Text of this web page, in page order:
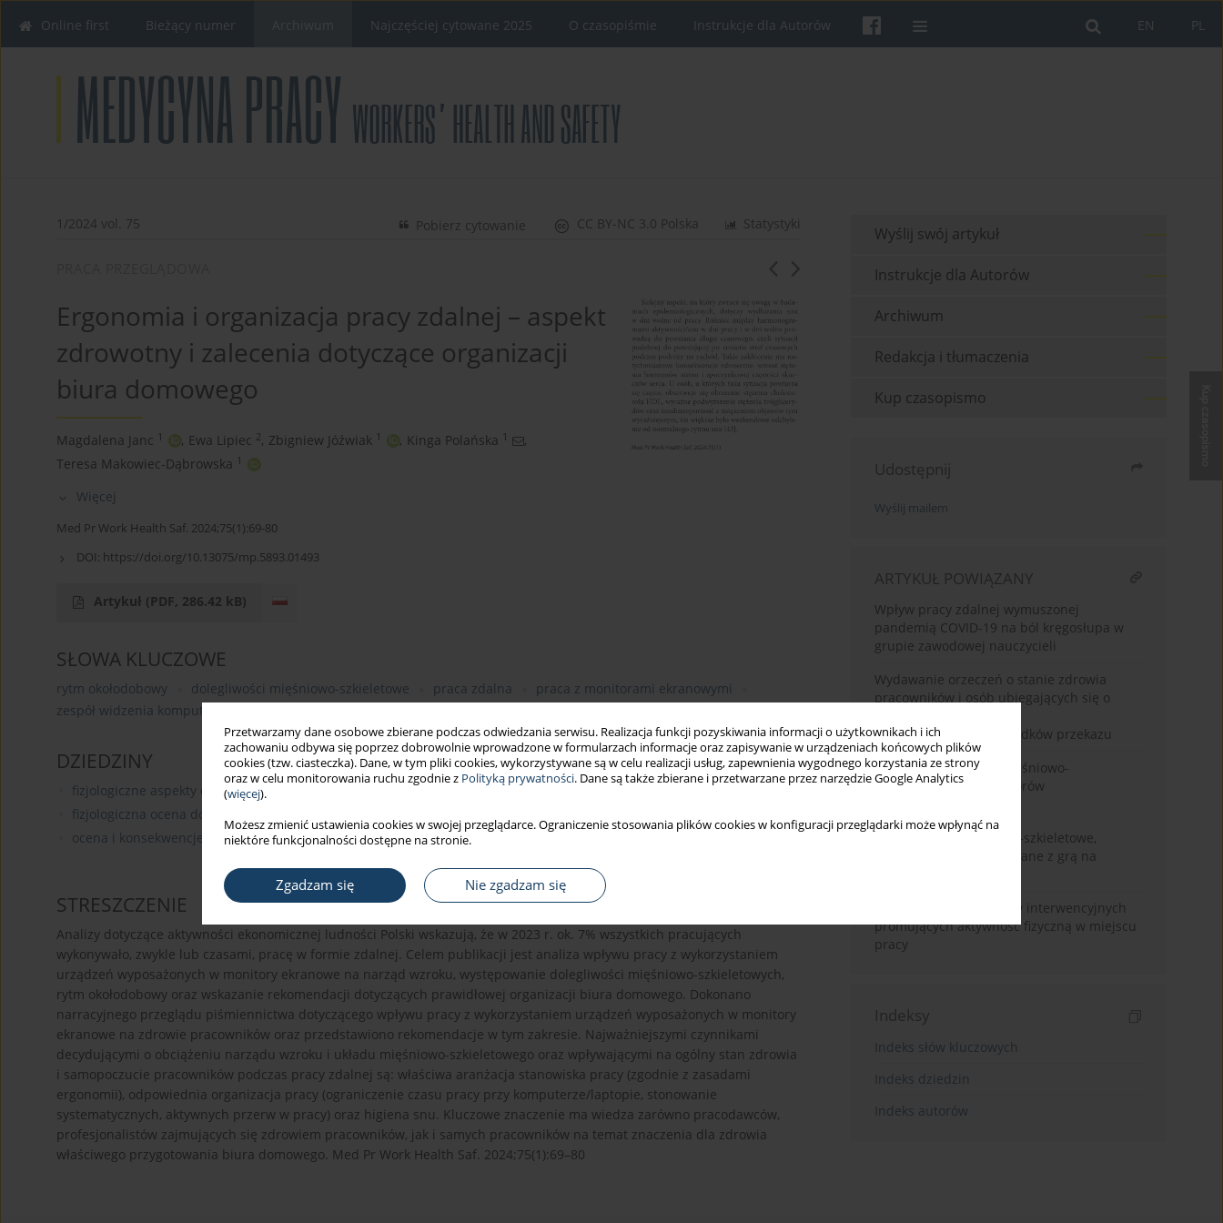
Przetwarzamy dane osobowe zbierane podczas odwiedzania serwisu. Realizacja funkcji pozyskiwania informacji o użytkownikach i ich
zachowaniu odbywa się poprzez dobrowolnie wprowadzone w formularzach informacje oraz zapisywanie w urządzeniach końcowych plików
cookies (tzw. ciasteczka). Dane, w tym pliki cookies, wykorzystywane są w celu realizacji usług, zapewnienia wygodnego korzystania ze strony
oraz w celu monitorowania ruchu zgodnie z Polityką prywatności. Dane są także zbierane i przetwarzane przez narzędzie Google Analytics
(więcej).
Możesz zmienić ustawienia cookies w swojej przeglądarce. Ograniczenie stosowania plików cookies w konfiguracji przeglądarki może wpłynąć na
niektóre funkcjonalności dostępne na stronie.
Zgadzam się Nie zgadzam się
PL
EN
Online first Bieżący numer Najczęściej cytowane 2025 O czasopiśmie Instrukcje dla Autorów
1/2024 vol. 75 Statystyki
CC BY-NC 3.0 Polska
Pobierz cytowanie
Ergonomia i organizacja pracy zdalnej – aspekt
zdrowotny i zalecenia dotyczące organizacji
biura domowego
Magdalena Janc 1 , Ewa Lipiec 2, Zbigniew Jóźwiak 1 , Kinga Polańska 1
,
Teresa Makowiec-Dąbrowska
1
Więcej
Med Pr Work Health Saf. 2024;75(1):69-80
DOI: https://doi.org/10.13075/mp.5893.01493
Artykuł (PDF, 286.42 kB)
SŁOWA KLUCZOWE
rytm okołodobowy dolegliwości mięśniowo-szkieletowe praca zdalna
praca z monitorami ekranowymi
zespół widzenia komputerowego
DZIEDZINY
fizjologiczne aspekty organizacji pracy (czas pracy, praca zmianowa)
fizjologiczna ocena dostosowania/niedostosowania stanowisk pracy do możliwości psychofizycznych pracowników
ocena i konsekwencje obciążeń układu ruchu na różnych stanowiskach pracy
STRESZCZENIE
Analizy dotyczące aktywności ekonomicznej ludności Polski wskazują, że w 2023 r. ok. 7% wszystkich pracujących
wykonywało, zwykle lub czasami, pracę w formie zdalnej. Celem publikacji jest analiza wpływu pracy z wykorzystaniem
urządzeń wyposażonych w monitory ekranowe na narząd wzroku, występowanie dolegliwości mięśniowo-szkieletowych,
rytm okołodobowy oraz wskazanie rekomendacji dotyczących prawidłowej organizacji biura domowego. Dokonano
narracyjnego przeglądu piśmiennictwa dotyczącego wpływu pracy z wykorzystaniem urządzeń wyposażonych w monitory
ekranowe na zdrowie pracowników oraz przedstawiono rekomendacje w tym zakresie. Najważniejszymi czynnikami
decydującymi o obciążeniu narządu wzroku i układu mięśniowo-szkieletowego oraz wpływającymi na ogólny stan zdrowia
i samopoczucie pracowników podczas pracy zdalnej są: właściwa aranżacja stanowiska pracy (zgodnie z zasadami
ergonomii), odpowiednia organizacja pracy (ograniczenie czasu pracy przy komputerze/laptopie, stonowanie
systematycznych, aktywnych przerw w pracy) oraz higiena snu. Kluczowe znaczenie ma wiedza zarówno pracodawców,
profesjonalistów zajmujących się zdrowiem pracowników, jak i samych pracowników na temat znaczenia dla zdrowia
właściwego przygotowania biura domowego. Med Pr Work Health Saf. 2024;75(1):69–80
Wyślij swój artykuł
Instrukcje dla Autorów
Archiwum
Redakcja i tłumaczenia
Kup czasopismo
Udostępnij
Wyślij mailem
ARTYKUŁ POWIĄZANY
Wpływ pracy zdalnej wymuszonej
pandemią COVID-19 na ból kręgosłupa w
grupie zawodowej nauczycieli
Wydawanie orzeczeń o stanie zdrowia
pracowników i osób ubiegających się o
teleinformatycznych środków przekazu
Dolegliwości układu mięśniowo-
szkieletowego u operatorów
Dolegliwości mięśniowo-szkieletowe,
słuchowe i skórne związane z grą na
Skuteczność programów interwencyjnych
promujących aktywność fizyczną w miejscu
pracy
Indeksy
Indeks słów kluczowych
Indeks dziedzin
Indeks autorów